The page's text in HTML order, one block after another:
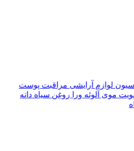
لوازم آرایشی مراقبت پوست
موی آلوئه‌ ورا روغن سیاه دانه